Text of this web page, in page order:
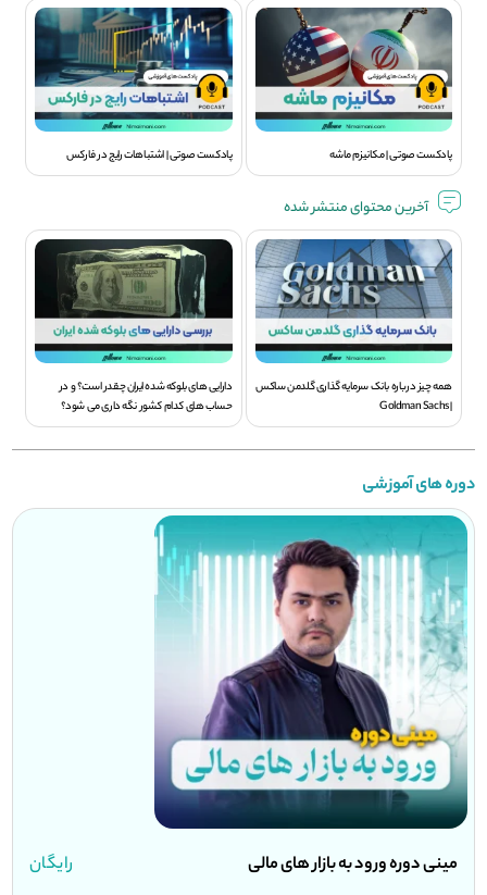
پادکست صوتی | مکانیزم ماشه پادکست صوتی | اشتباهات رایج در فارکس
آخرین محتوای منتشر شده
همه چیز درباره بانک سرمایه گذاری گلدمن ساکس
| Goldman Sachs
دارایی های بلوکه شده ایران چقدر است؟ و در
حساب های کدام کشور نگه داری می شود؟
دوره های آموزشی
مینی دوره ورود به بازار های مالی رایگان